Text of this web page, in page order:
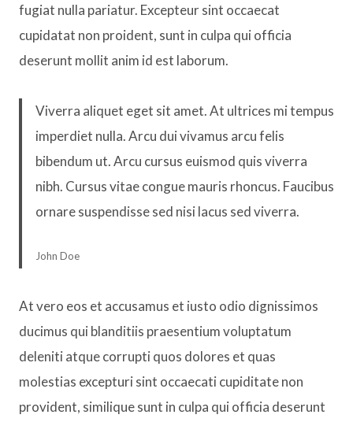
fugiat nulla pariatur. Excepteur sint occaecat
cupidatat non proident, sunt in culpa qui officia
deserunt mollit anim id est laborum.
Viverra aliquet eget sit amet. At ultrices mi tempus
imperdiet nulla. Arcu dui vivamus arcu felis
bibendum ut. Arcu cursus euismod quis viverra
nibh. Cursus vitae congue mauris rhoncus. Faucibus
ornare suspendisse sed nisi lacus sed viverra.
John Doe
At vero eos et accusamus et iusto odio dignissimos
ducimus qui blanditiis praesentium voluptatum
deleniti atque corrupti quos dolores et quas
molestias excepturi sint occaecati cupiditate non
provident, similique sunt in culpa qui officia deserunt